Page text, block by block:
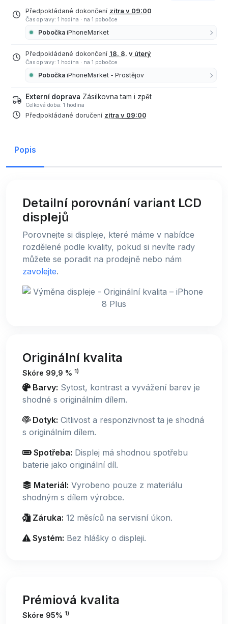
Předpokládané dokončení zítra v 09:00
Čas opravy: 1 hodina · na 1 pobočce
Pobočka iPhoneMarket
Předpokládané dokončení 18. 8. v úterý
Čas opravy: 1 hodina · na 1 pobočce
Pobočka iPhoneMarket - Prostějov
Externí doprava Zásilkovna tam i zpět
Celková doba: 1 hodina
Předpokládané doručení zítra v 09:00
Popis
Detailní porovnání variant LCD
displejů
Porovnejte si displeje, které máme v nabídce
rozdělené podle kvality, pokud si nevíte rady
můžete se poradit na prodejně nebo nám
zavolejte.
Originální kvalita
Skóre 99,9 % 1)
Barvy: Sytost, kontrast a vyvážení barev je
shodné s originálním dílem.
Dotyk: Citlivost a responzivnost ta je shodná
s originálním dílem.
Spotřeba: Displej má shodnou spotřebu
baterie jako originální díl.
Materiál: Vyrobeno pouze z materiálu
shodným s dílem výrobce.
Záruka: 12 měsíců na servisní úkon.
Systém: Bez hlášky o displeji.
Prémiová kvalita
Skóre 95% 1)